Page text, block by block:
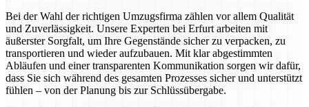
Bei der Wahl der richtigen Umzugsfirma zählen vor allem Qualität
und Zuverlässigkeit. Unsere Experten bei Erfurt arbeiten mit
äußerster Sorgfalt, um Ihre Gegenstände sicher zu verpacken, zu
transportieren und wieder aufzubauen. Mit klar abgestimmten
Abläufen und einer transparenten Kommunikation sorgen wir dafür,
dass Sie sich während des gesamten Prozesses sicher und unterstützt
fühlen – von der Planung bis zur Schlüssübergabe.